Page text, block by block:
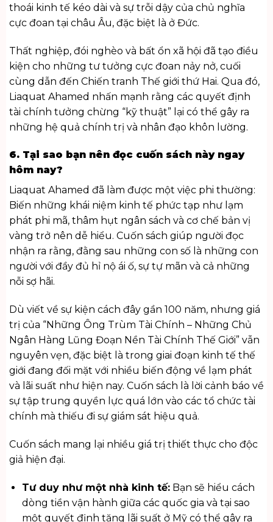
thoái kinh tế kéo dài và sự trỗi dậy của chủ nghĩa
cực đoan tại châu Âu, đặc biệt là ở Đức.
Thất nghiệp, đói nghèo và bất ổn xã hội đã tạo điều
kiện cho những tư tưởng cực đoan nảy nở, cuối
cùng dẫn đến Chiến tranh Thế giới thứ Hai. Qua đó,
Liaquat Ahamed nhấn mạnh rằng các quyết định
tài chính tưởng chừng “kỹ thuật” lại có thể gây ra
những hệ quả chính trị và nhân đạo khôn lường.
6. Tại sao bạn nên đọc cuốn sách này ngay
hôm nay?
Liaquat Ahamed đã làm được một việc phi thường:
Biến những khái niệm kinh tế phức tạp như lạm
phát phi mã, thâm hụt ngân sách và cơ chế bản vị
vàng trở nên dễ hiểu. Cuốn sách giúp người đọc
nhận ra rằng, đằng sau những con số là những con
người với đầy đủ hỉ nộ ái ố, sự tự mãn và cả những
nỗi sợ hãi.
Dù viết về sự kiện cách đây gần 100 năm, nhưng giá
trị của “Những Ông Trùm Tài Chính – Những Chủ
Ngân Hàng Lũng Đoạn Nền Tài Chính Thế Giới” vẫn
nguyên vẹn, đặc biệt là trong giai đoạn kinh tế thế
giới đang đối mặt với nhiều biến động về lạm phát
và lãi suất như hiện nay. Cuốn sách là lời cảnh báo về
sự tập trung quyền lực quá lớn vào các tổ chức tài
chính mà thiếu đi sự giám sát hiệu quả.
Cuốn sách mang lại nhiều giá trị thiết thực cho độc
giả hiện đại.
Tư duy như một nhà kinh tế:Bạn sẽ hiểu cách
dòng tiền vận hành giữa các quốc gia và tại sao
một quyết định tăng lãi suất ở Mỹ có thể gây ra